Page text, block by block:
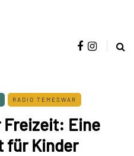
RADIO TEMESWAR
Freizeit: Eine
für Kinder